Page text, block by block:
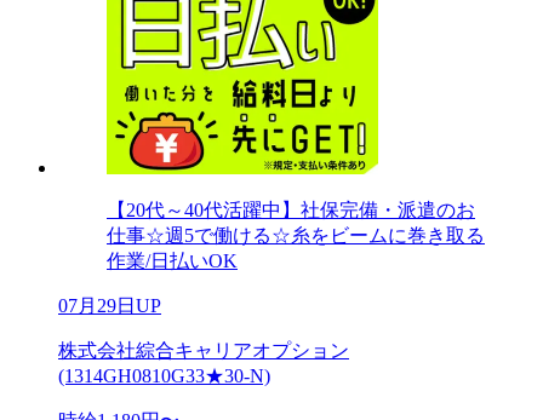
【20代～40代活躍中】社保完備・派遣のお
仕事☆週5で働ける☆糸をビームに巻き取る
作業/日払いOK
07月29日UP
株式会社綜合キャリアオプション
(1314GH0810G33★30-N)